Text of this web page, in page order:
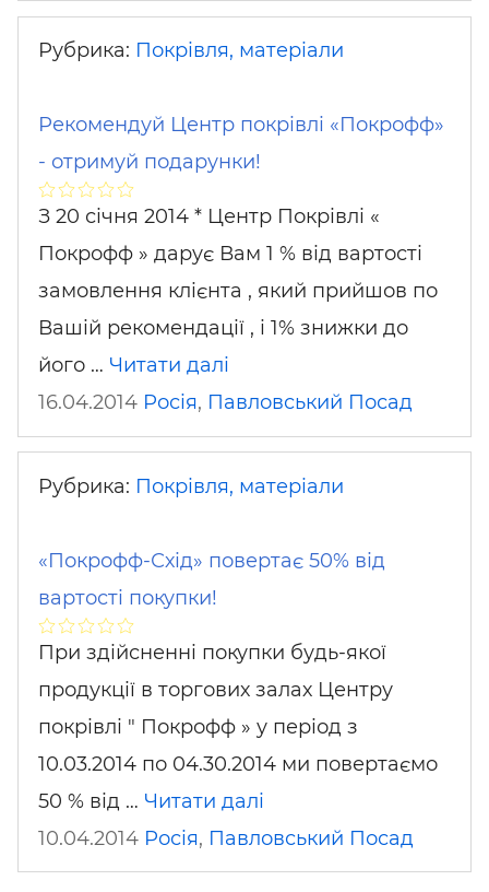
Рубрика: Покрівля, матеріали
Рекомендуй Центр покрівлі «Покрофф»
- отримуй подарунки!
З 20 січня 2014 * Центр Покрівлі «
Покрофф » дарує Вам 1 % від вартості
замовлення клієнта , який прийшов по
Вашій рекомендації , і 1% знижки до
його … Читати далі
16.04.2014 Росія, Павловський Посад
Рубрика: Покрівля, матеріали
«Покрофф-Схід» повертає 50% від
вартості покупки!
При здійсненні покупки будь-якої
продукції в торгових залах Центру
покрівлі " Покрофф » у період з
10.03.2014 по 04.30.2014 ми повертаємо
50 % від … Читати далі
10.04.2014 Росія, Павловський Посад